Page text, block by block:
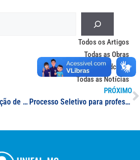
Todos os Artigos
Todas as Obras
Todos os Podcasts
Todas as Notícias
UNIFAL-MG recebe doação de equipamentos da Receita Federal
PRÓXIMO
Processo Seletivo para professor(a) substituto(a): Biodiversidade e Ciências Ambientais